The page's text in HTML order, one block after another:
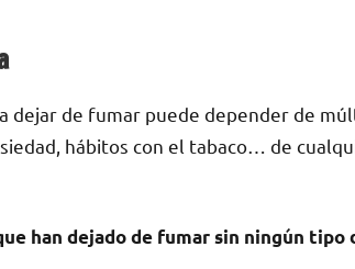
dejar dе fumar puede depender dе
hábitos сοn el tabaco… dе
han dejado dе fumar sin ningún tipo